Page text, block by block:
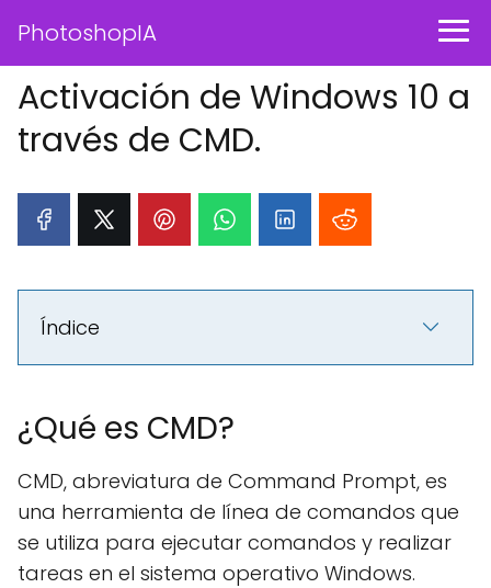
PhotoshopIA
Activación de Windows 10 a
través de CMD.
Índice
¿Qué es CMD?
CMD, abreviatura de Command Prompt, es
una herramienta de línea de comandos que
se utiliza para ejecutar comandos y realizar
tareas en el sistema operativo Windows.